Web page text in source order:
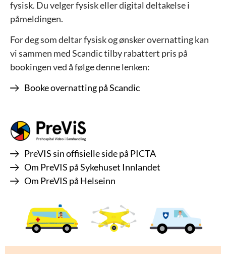
fysisk. Du velger fysisk eller digital deltakelse i
påmeldingen.
For deg som deltar fysisk og ønsker overnatting kan
vi sammen med Scandic tilby rabattert pris på
bookingen ved å følge denne lenken:
Booke overnatting på Scandic
PreVIS sin offisielle side på PICTA
Om PreVIS på Sykehuset Innlandet
Om PreVIS på Helseinn